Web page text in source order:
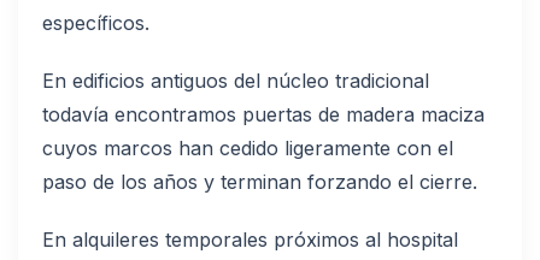
específicos.
En edificios antiguos del núcleo tradicional
todavía encontramos puertas de madera maciza
cuyos marcos han cedido ligeramente con el
paso de los años y terminan forzando el cierre.
En alquileres temporales próximos al hospital